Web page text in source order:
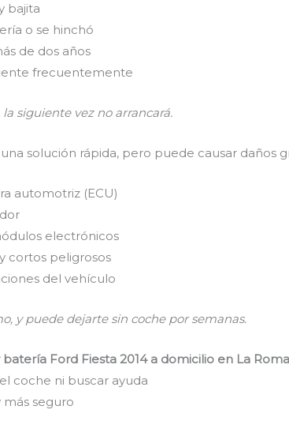
bajita
o se hinchó
de dos años
frecuentemente
la siguiente vez no arrancará.
solución rápida, pero puede causar daños
automotriz (ECU)
electrónicos
cortos peligrosos
del vehículo
y puede dejarte sin coche por semanas.
Ford Fiesta 2014 a domicilio en La Roma
coche ni buscar ayuda
más seguro